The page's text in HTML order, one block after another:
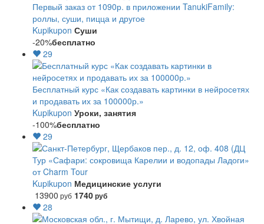
Первый заказ от 1090р. в приложении TanukiFamily:
роллы, суши, пицца и другое
Kupikupon Суши
-20%бесплатно
29
Бесплатный курс «Как создавать картинки в нейросетях
и продавать их за 100000р.»
Kupikupon Уроки, занятия
-100%бесплатно
29
Тур «Сафари: сокровища Карелии и водопады Ладоги»
от Charm Tour
Kupikupon Медицинские услуги
13900 руб 1740руб
28